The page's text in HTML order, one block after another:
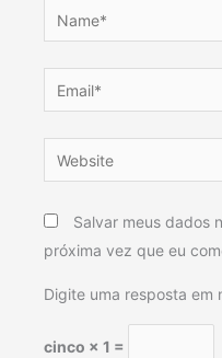
Email*
Website
Salvar meus dados
próxima vez que eu
Digite uma resposta em
cinco × 1 =